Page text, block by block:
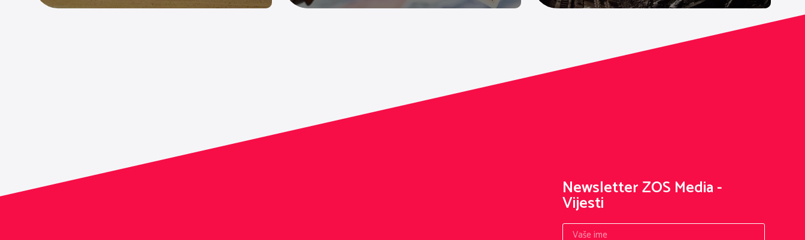
Newsletter ZOS Media -
Vijesti